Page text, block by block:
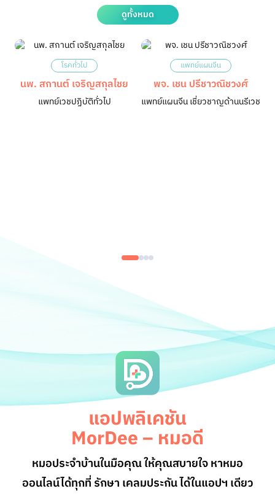
ดูทั้งหมด
โรคทั่วไป
นพ. สกานต์ เจริญสกุลไชย
แพทย์เวชปฏิบัติทั่วไป
แพทย์แผนจีน
พจ. เชน ปรีชาวณิชวงศ์
แพทย์แผนจีน เชี่ยวชาญด้านนรีเวช
แอปพลิเคชัน
MorDee – หมอดี
หมอประจำบ้านในมือคุณ ให้คุณสบายใจ หาหมอ
ออนไลน์ได้ทุกที่ รักษา เคลมประกัน ได้ในแอปฯ เดียว